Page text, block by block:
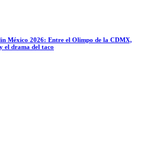
México 2026: Entre el Olimpo de la CDMX,
el drama del taco